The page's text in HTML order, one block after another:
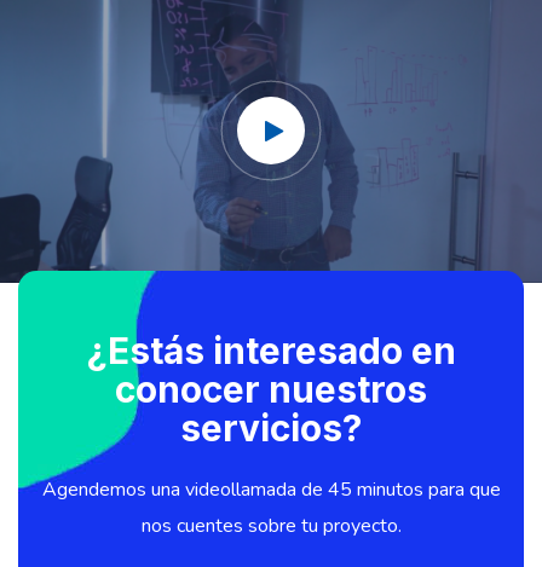
¿Estás interesado en
conocer nuestros
servicios?
Agendemos una videollamada de 45 minutos para que
nos cuentes sobre tu proyecto.